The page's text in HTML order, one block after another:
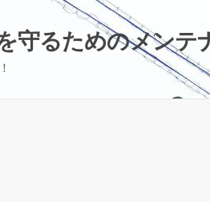
守るためのメンテ